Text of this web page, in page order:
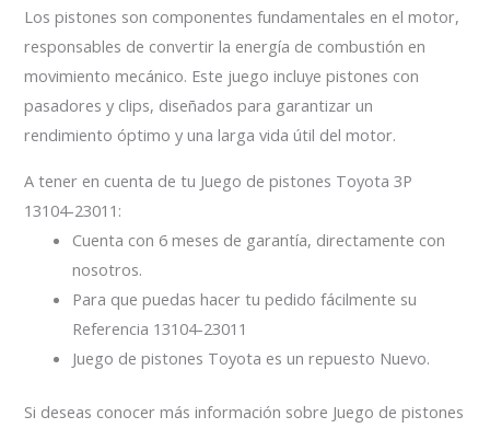
Los pistones son componentes fundamentales en el motor,
responsables de convertir la energía de combustión en
movimiento mecánico. Este juego incluye pistones con
pasadores y clips, diseñados para garantizar un
rendimiento óptimo y una larga vida útil del motor.
A tener en cuenta de tu Juego de pistones Toyota 3P
13104-23011:
Cuenta con 6 meses de garantía, directamente con
nosotros.
Para que puedas hacer tu pedido fácilmente su
Referencia 13104-23011
Juego de pistones Toyota es un repuesto Nuevo.
Si deseas conocer más información sobre Juego de pistones